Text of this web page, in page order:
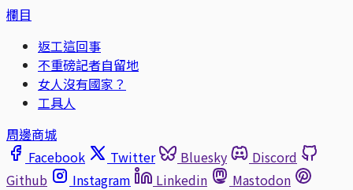
欄目
返工這回事
不重磅記者自留地
女人沒有國家？
工具人
周邊商城
Facebook
Twitter Bluesky
Discord
Github
Instagram Linkedin
Mastodon